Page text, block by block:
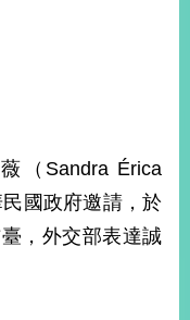
（Sandra Érica
國政府邀請，於
，外交部表達誠